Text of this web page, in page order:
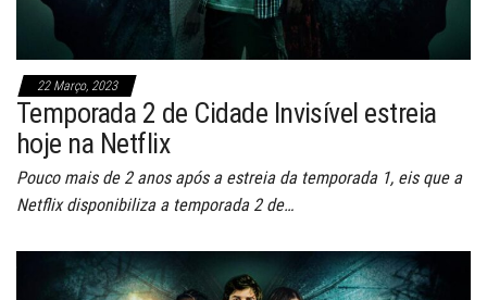
22 Março, 2023
Temporada 2 de Cidade Invisível estreia
hoje na Netflix
Pouco mais de 2 anos após a estreia da temporada 1, eis que a
Netflix disponibiliza a temporada 2 de…